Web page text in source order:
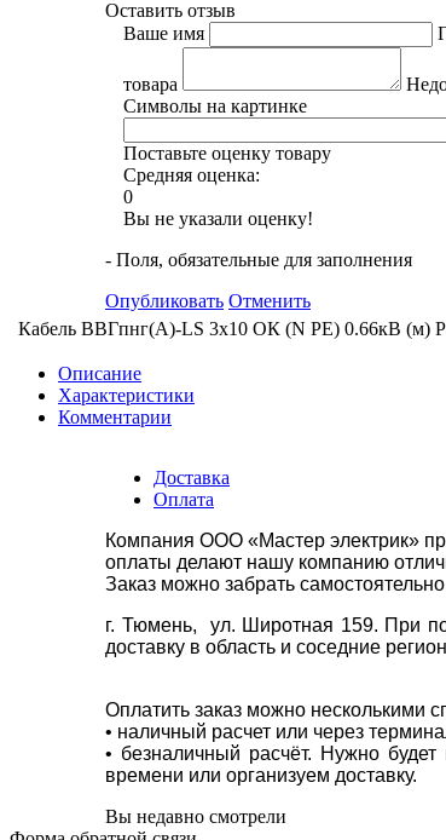
Оставить отзыв
Ваше имя
товара
Символы на картинке
Поставьте оценку товару
Средняя оценка:
0
Вы не указали оценку!
- Поля, обязательные для заполнения
Опубликовать Отменить
Кабель ВВГпнг(А)-LS 3х10 ОК (N PE) 0.66кВ (м)
Описание
Характеристики
Комментарии
Доставка
Оплата
Компания ООО «Мастер электрик»
оплаты делают нашу компанию
Заказ можно забрать
г. Тюмень, ул. Широтная 159. При
доставку в область и соседние
Оплатить заказ можно несколькими
• наличный расчет или через
• безналичный расчёт. Нужно
времени или организуем доставку.
Вы недавно смотрели